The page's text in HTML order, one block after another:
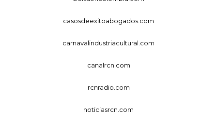
casosdeexitoabogados.com
carnavalindustriacultural.com
canalrcn.com
rcnradio.com
noticiasrcn.com